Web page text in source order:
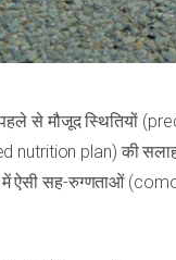
पहले से मौजूद स्थितियों
nutrition plan) की
में ऐसी सह-रुग्णताओं